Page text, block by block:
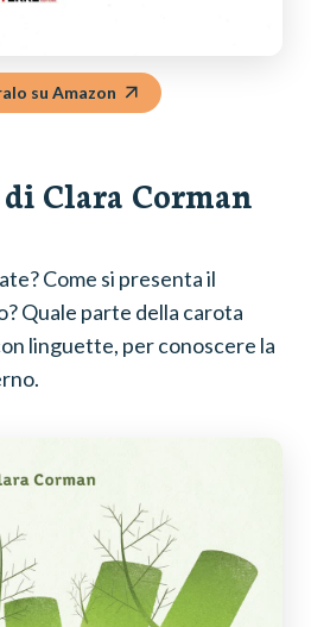
su Amazon
di Clara Corman
Come si presenta il
Quale parte della carota
linguette, per conoscere la